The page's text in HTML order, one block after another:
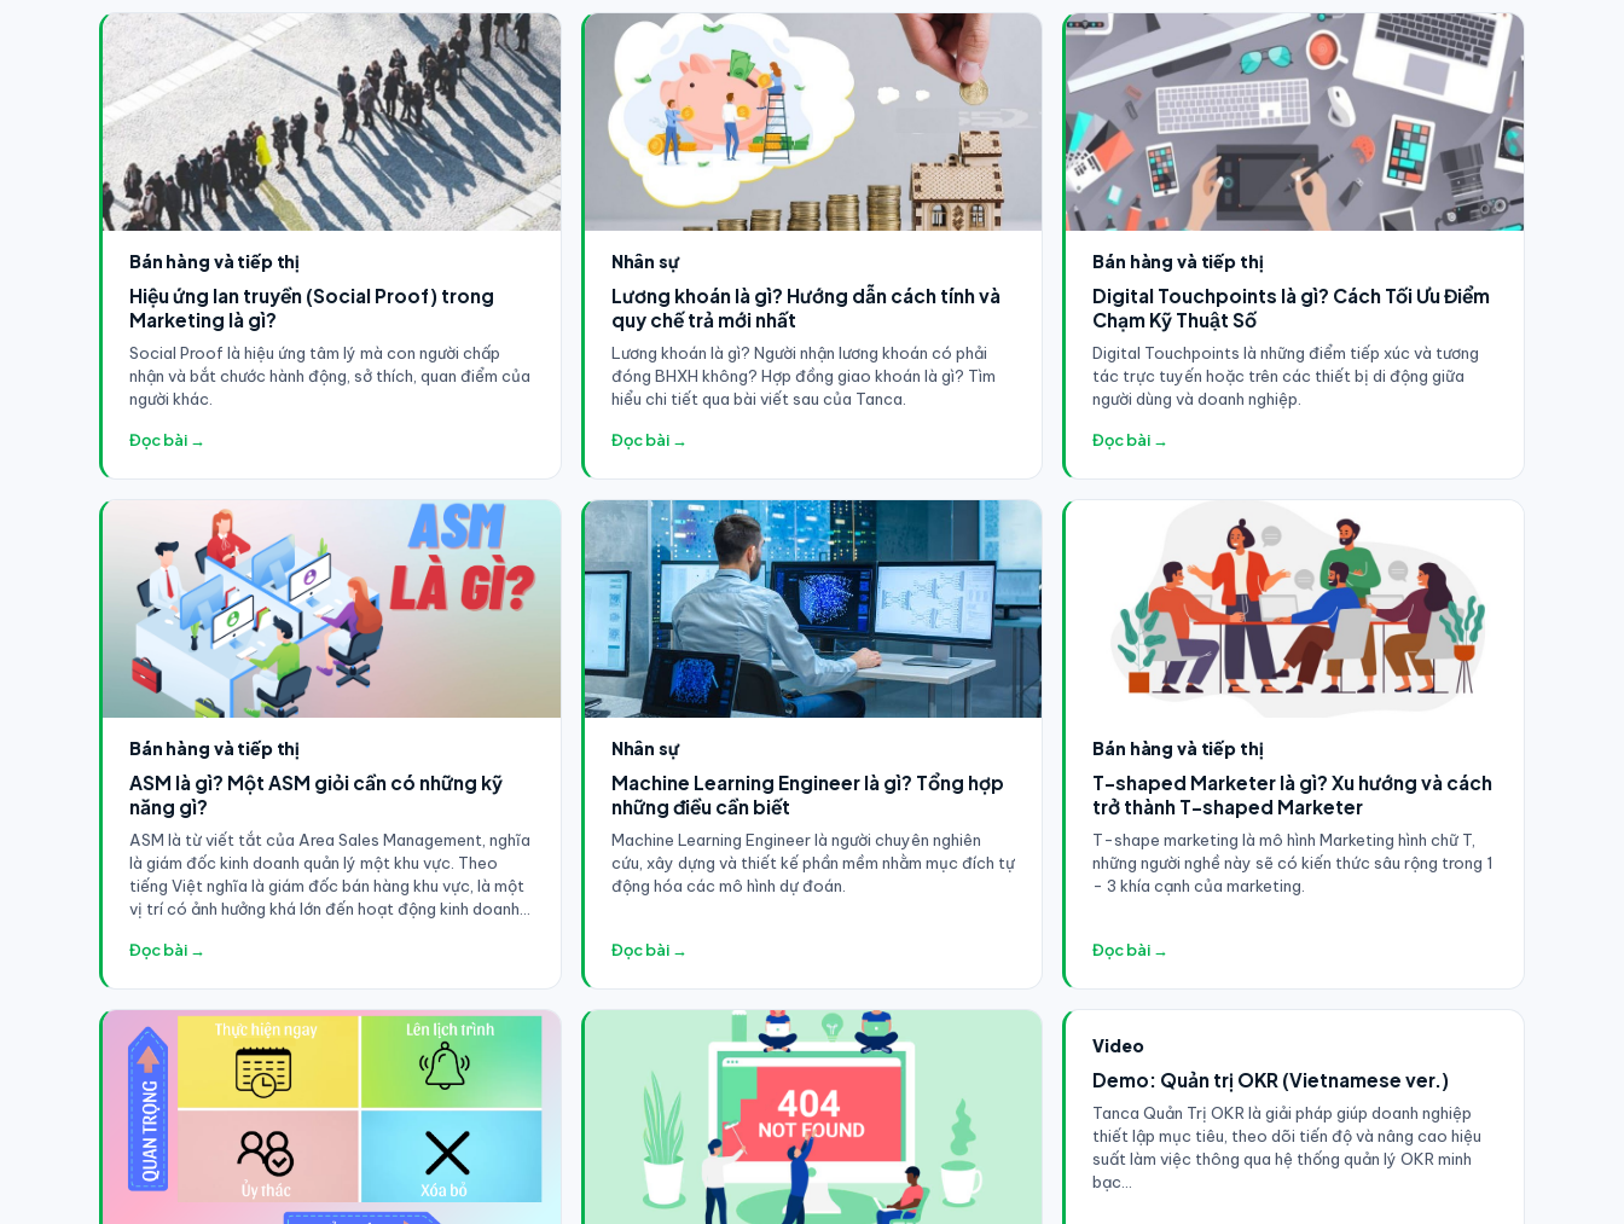
Bán hàng và tiếp thị
Hiệu ứng lan truyền (Social Proof) trong
Marketing là gì?
Social Proof là hiệu ứng tâm lý mà con người chấp
nhận và bắt chước hành động, sở thích, quan điểm của
người khác.
Đọc bài →
Nhân sự
Lương khoán là gì? Hướng dẫn cách tính và
quy chế trả mới nhất
Lương khoán là gì? Người nhận lương khoán có phải
đóng BHXH không? Hợp đồng giao khoán là gì? Tìm
hiểu chi tiết qua bài viết sau của Tanca.
Đọc bài →
Bán hàng và tiếp thị
Digital Touchpoints là gì? Cách Tối Ưu Điểm
Chạm Kỹ Thuật Số
Digital Touchpoints là những điểm tiếp xúc và tương
tác trực tuyến hoặc trên các thiết bị di động giữa
người dùng và doanh nghiệp.
Đọc bài →
Bán hàng và tiếp thị
ASM là gì? Một ASM giỏi cần có những kỹ
năng gì?
ASM là từ viết tắt của Area Sales Management, nghĩa
là giám đốc kinh doanh quản lý một khu vực. Theo
tiếng Việt nghĩa là giám đốc bán hàng khu vực, là một
vị trí có ảnh hưởng khá lớn đến hoạt động kinh doanh
Đọc bài →
Nhân sự
Machine Learning Engineer là gì? Tổng hợp
những điều cần biết
Machine Learning Engineer là người chuyên nghiên
cứu, xây dựng và thiết kế phần mềm nhằm mục đích tự
động hóa các mô hình dự đoán.
Đọc bài →
Bán hàng và tiếp thị
T-shaped Marketer là gì? Xu hướng và cách
trở thành T-shaped Marketer
T-shape marketing là mô hình Marketing hình chữ T,
những người nghề này sẽ có kiến thức sâu rộng trong 1
- 3 khía cạnh của marketing.
Đọc bài →
Video
Demo: Quản trị OKR (Vietnamese ver.)
Tanca Quản Trị OKR là giải pháp giúp doanh nghiệp
thiết lập mục tiêu, theo dõi tiến độ và nâng cao hiệu
suất làm việc thông qua hệ thống quản lý OKR minh
bạc...